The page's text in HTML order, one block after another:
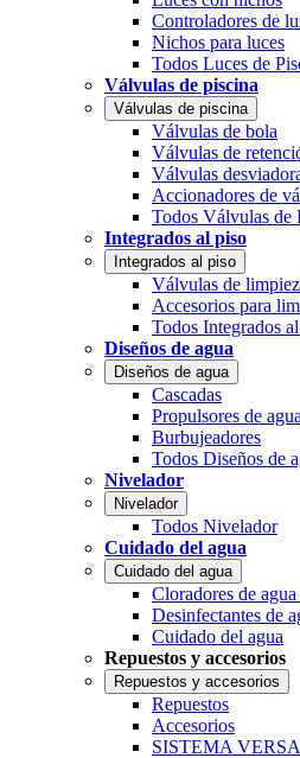
Controladores de
Nichos para luces
Todos Luces de
Válvulas de piscina
Válvulas de piscina
Válvulas de bola
Válvulas de
Válvulas
Accionadores de
Todos Válvulas de
Integrados al piso
Integrados al piso
Válvulas de
Accesorios para
Todos Integrados
Diseños de agua
Diseños de agua
Cascadas
Propulsores de agua
Burbujeadores
Todos Diseños de
Nivelador
Nivelador
Todos Nivelador
Cuidado del agua
Cuidado del agua
Cloradores de agua
Desinfectantes de
Cuidado del agua
Repuestos y accesorios
Repuestos y accesorios
Repuestos
Accesorios
SISTEMA